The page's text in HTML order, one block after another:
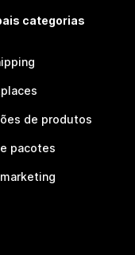
categorias
de produtos
pacotes